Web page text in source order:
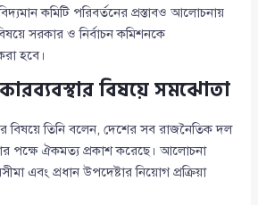
কমিটি পরিবর্তনের প্রস্তাবও আলোচনায়
সরকার ও নির্বাচন কমিশনকে
হবে।
বিষয়ে সমঝোতা
বিষয়ে তিনি বলেন, দেশের সব রাজনৈতিক দল
পক্ষে ঐকমত্য প্রকাশ করেছে। আলোচনা
এবং প্রধান উপদেষ্টার নিয়োগ প্রক্রিয়া